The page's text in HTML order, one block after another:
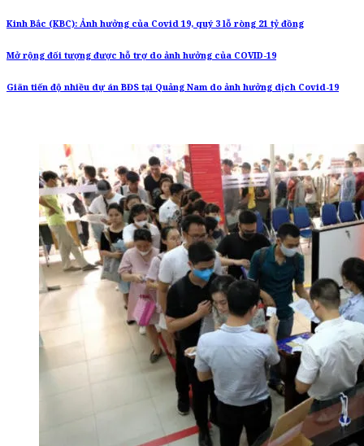
Kinh Bắc (KBC): Ảnh hưởng của Covid 19, quý 3 lỗ ròng 21 tỷ đồng
Mở rộng đối tượng được hỗ trợ do ảnh hưởng của COVID-19
Giãn tiến độ nhiều dự án BĐS tại Quảng Nam do ảnh hưởng dịch Covid-19